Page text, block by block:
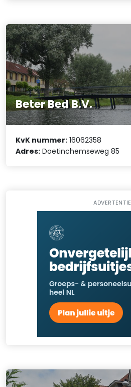
Beter Bed B.V.
KvK nummer: 16062358
Adres: Doetinchemseweg 85
ADVERTENTIE